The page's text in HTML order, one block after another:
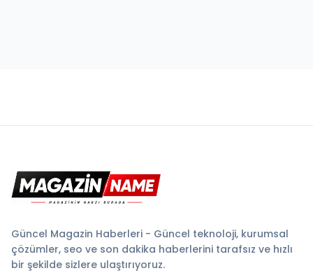
Güncel Magazin Haberleri - Güncel teknoloji, kurumsal
çözümler, seo ve son dakika haberlerini tarafsız ve hızlı
bir şekilde sizlere ulaştırıyoruz.